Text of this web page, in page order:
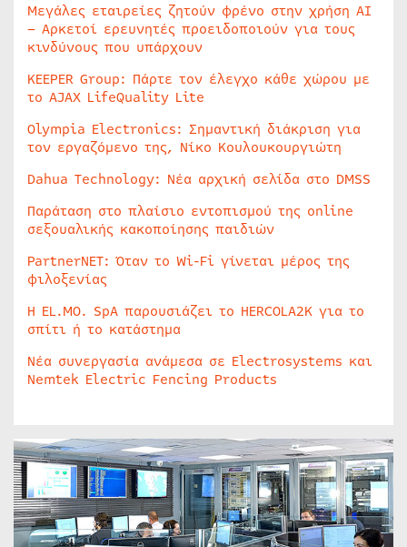
Μεγάλες εταιρείες ζητούν φρένο στην χρήση AI
– Αρκετοί ερευνητές προειδοποιούν για τους
κινδύνους που υπάρχουν
KEEPER Group: Πάρτε τον έλεγχο κάθε χώρου με
το AJAX LifeQuality Lite
Olympia Electronics: Σημαντική διάκριση για
τον εργαζόμενο της, Νίκο Κουλουκουργιώτη
Dahua Technology: Νέα αρχική σελίδα στο DMSS
Παράταση στο πλαίσιο εντοπισμού της online
σεξουαλικής κακοποίησης παιδιών
PartnerNET: Όταν το Wi-Fi γίνεται μέρος της
φιλοξενίας
Η EL.MO. SpA παρουσιάζει το HERCOLA2K για το
σπίτι ή το κατάστημα
Νέα συνεργασία ανάμεσα σε Electrosystems και
Nemtek Electric Fencing Products